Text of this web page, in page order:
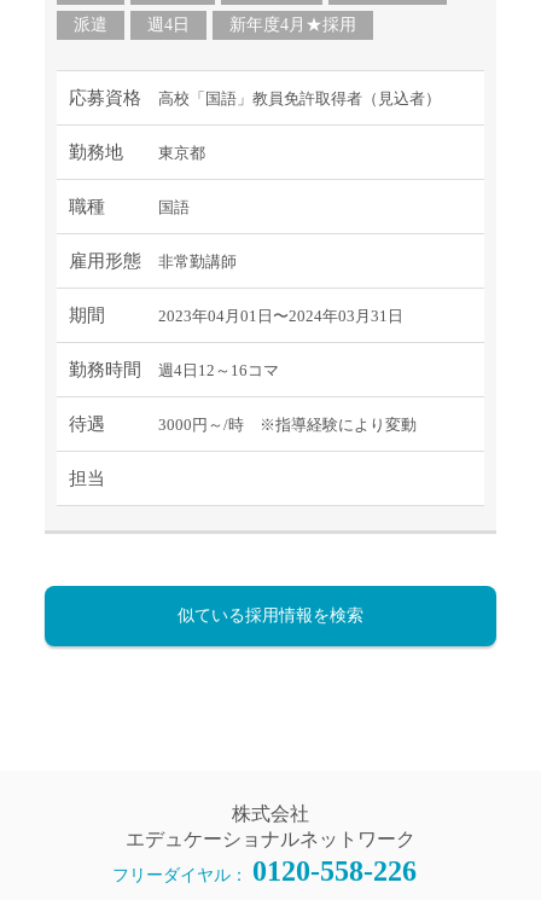
派遣
週4日 新年度4月★採用
応募資格 高校「国語」教員免許取得者（見込者）
勤務地 東京都
職種 国語
雇用形態 非常勤講師
期間 2023年04月01日〜2024年03月31日
勤務時間 週4日12～16コマ
待遇 3000円～/時 ※指導経験により変動
担当
似ている採用情報を検索
株式会社
エデュケーショナルネットワーク
フリーダイヤル： 0120-558-226